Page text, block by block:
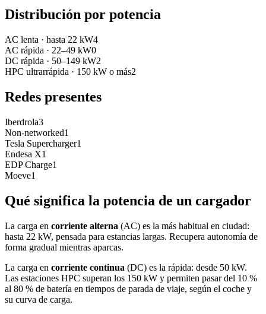
Distribución por potencia
AC lenta · hasta 22 kW4
AC rápida · 22–49 kW0
DC rápida · 50–149 kW2
HPC ultrarrápida · 150 kW o más2
Redes presentes
Iberdrola3
Non-networked1
Tesla Supercharger1
Endesa X1
EDP Charge1
Moeve1
Qué significa la potencia de un cargador
La carga en corriente alterna (AC) es la más habitual en ciudad:
hasta 22 kW, pensada para estancias largas. Recupera autonomía de
forma gradual mientras aparcas.
La carga en corriente continua (DC) es la rápida: desde 50 kW.
Las estaciones HPC superan los 150 kW y permiten pasar del 10 %
al 80 % de batería en tiempos de parada de viaje, según el coche y
su curva de carga.